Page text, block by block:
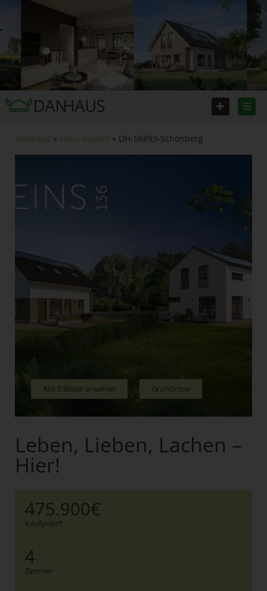
Danhaus » Haus kaufen » DH-56893-Schönberg
Alle 5 Bilder ansehen Grundrisse
Leben, Lieben, Lachen –
Hier!
475.900€
Kaufpreis*
4
Zimmer